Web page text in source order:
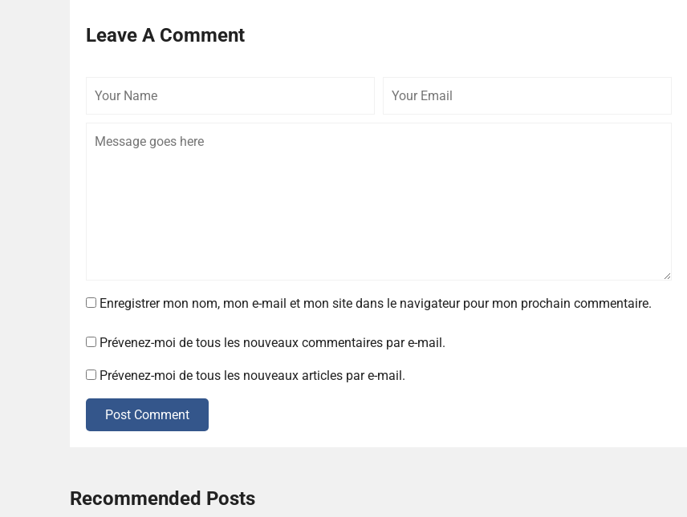
Leave A Comment
Enregistrer mon nom, mon e-mail et mon site dans le navigateur pour mon prochain commentaire.
Prévenez-moi de tous les nouveaux commentaires par e-mail.
Prévenez-moi de tous les nouveaux articles par e-mail.
Post Comment
Recommended Posts